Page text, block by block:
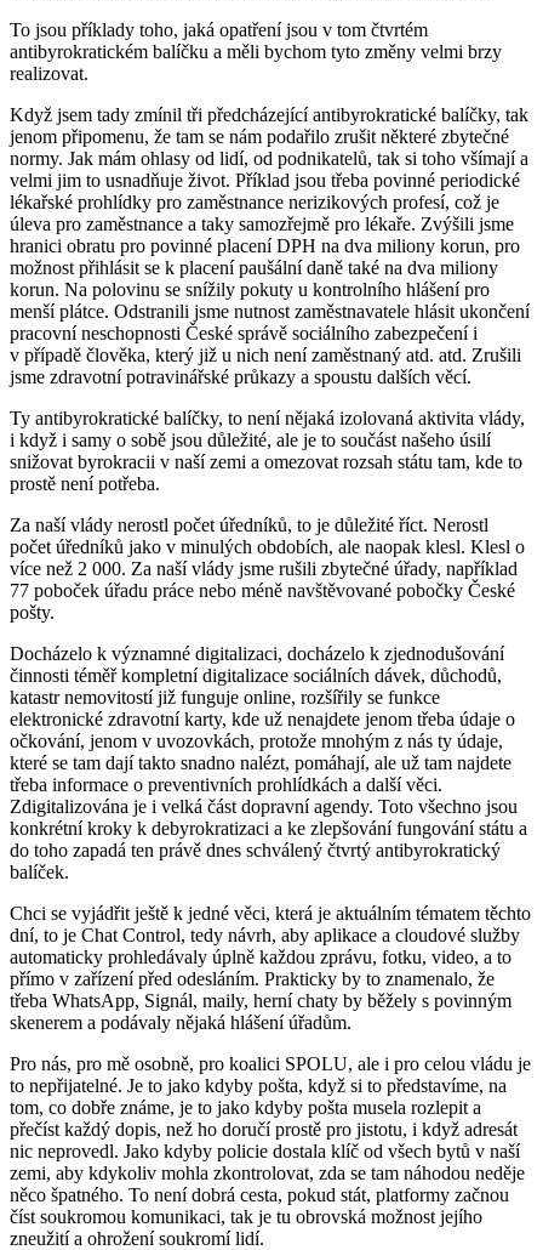
To jsou příklady toho, jaká opatření jsou v tom čtvrtém
antibyrokratickém balíčku a měli bychom tyto změny velmi brzy
realizovat.
Když jsem tady zmínil tři předcházející antibyrokratické balíčky, tak
jenom připomenu, že tam se nám podařilo zrušit některé zbytečné
normy. Jak mám ohlasy od lidí, od podnikatelů, tak si toho všímají a
velmi jim to usnadňuje život. Příklad jsou třeba povinné periodické
lékařské prohlídky pro zaměstnance nerizikových profesí, což je
úleva pro zaměstnance a taky samozřejmě pro lékaře. Zvýšili jsme
hranici obratu pro povinné placení DPH na dva miliony korun, pro
možnost přihlásit se k placení paušální daně také na dva miliony
korun. Na polovinu se snížily pokuty u kontrolního hlášení pro
menší plátce. Odstranili jsme nutnost zaměstnavatele hlásit ukončení
pracovní neschopnosti České správě sociálního zabezpečení i
v případě člověka, který již u nich není zaměstnaný atd. atd. Zrušili
jsme zdravotní potravinářské průkazy a spoustu dalších věcí.
Ty antibyrokratické balíčky, to není nějaká izolovaná aktivita vlády,
i když i samy o sobě jsou důležité, ale je to součást našeho úsilí
snižovat byrokracii v naší zemi a omezovat rozsah státu tam, kde to
prostě není potřeba.
Za naší vlády nerostl počet úředníků, to je důležité říct. Nerostl
počet úředníků jako v minulých obdobích, ale naopak klesl. Klesl o
více než 2 000. Za naší vlády jsme rušili zbytečné úřady, například
77 poboček úřadu práce nebo méně navštěvované pobočky České
pošty.
Docházelo k významné digitalizaci, docházelo k zjednodušování
činnosti téměř kompletní digitalizace sociálních dávek, důchodů,
katastr nemovitostí již funguje online, rozšířily se funkce
elektronické zdravotní karty, kde už nenajdete jenom třeba údaje o
očkování, jenom v uvozovkách, protože mnohým z nás ty údaje,
které se tam dají takto snadno nalézt, pomáhají, ale už tam najdete
třeba informace o preventivních prohlídkách a další věci.
Zdigitalizována je i velká část dopravní agendy. Toto všechno jsou
konkrétní kroky k debyrokratizaci a ke zlepšování fungování státu a
do toho zapadá ten právě dnes schválený čtvrtý antibyrokratický
balíček.
Chci se vyjádřit ještě k jedné věci, která je aktuálním tématem těchto
dní, to je Chat Control, tedy návrh, aby aplikace a cloudové služby
automaticky prohledávaly úplně každou zprávu, fotku, video, a to
přímo v zařízení před odesláním. Prakticky by to znamenalo, že
třeba WhatsApp, Signál, maily, herní chaty by běžely s povinným
skenerem a podávaly nějaká hlášení úřadům.
Pro nás, pro mě osobně, pro koalici SPOLU, ale i pro celou vládu je
to nepřijatelné. Je to jako kdyby pošta, když si to představíme, na
tom, co dobře známe, je to jako kdyby pošta musela rozlepit a
přečíst každý dopis, než ho doručí prostě pro jistotu, i když adresát
nic neprovedl. Jako kdyby policie dostala klíč od všech bytů v naší
zemi, aby kdykoliv mohla zkontrolovat, zda se tam náhodou neděje
něco špatného. To není dobrá cesta, pokud stát, platformy začnou
číst soukromou komunikaci, tak je tu obrovská možnost jejího
zneužití a ohrožení soukromí lidí.